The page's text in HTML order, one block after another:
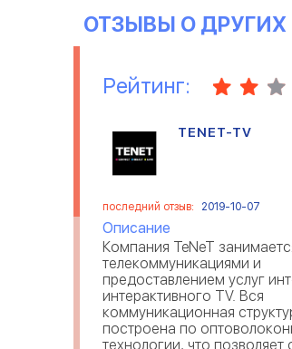
ОТЗЫВЫ О
Рейтинг:
TENET-TV
последний отзыв: 2019-10-07
Описание
Компания TeNeT
телекоммуникациями и
предоставлением услуг
интерактивного TV. Вся
коммуникационная
построена по
технологии, что позволяет